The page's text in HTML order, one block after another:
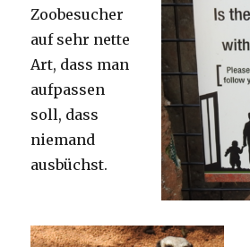
Zoobesucher
auf sehr nette
Art, dass man
aufpassen
soll, dass
niemand
ausbüchst.